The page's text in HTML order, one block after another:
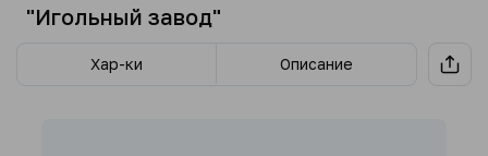
"Игольный завод"
Хар-ки Описание